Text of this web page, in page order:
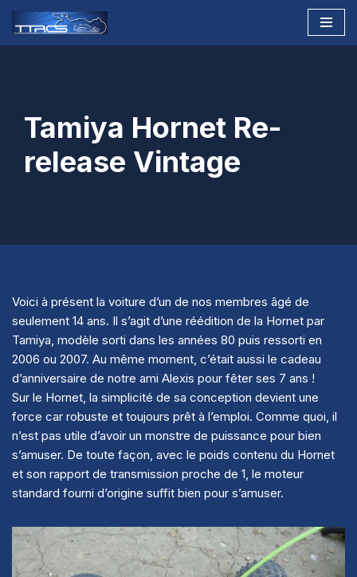
Aller
Tamiya Hornet Re-
release Vintage
Voici à présent la voiture d’un de nos membres âgé de
seulement 14 ans. Il s’agit d’une réédition de la Hornet par
Tamiya, modèle sorti dans les années 80 puis ressorti en
2006 ou 2007. Au même moment, c’était aussi le cadeau
d’anniversaire de notre ami Alexis pour fêter ses 7 ans !
Sur le Hornet, la simplicité de sa conception devient une
force car robuste et toujours prêt à l’emploi. Comme quoi, il
n’est pas utile d’avoir un monstre de puissance pour bien
s’amuser. De toute façon, avec le poids contenu du Hornet
et son rapport de transmission proche de 1, le moteur
standard fourni d’origine suffit bien pour s’amuser.